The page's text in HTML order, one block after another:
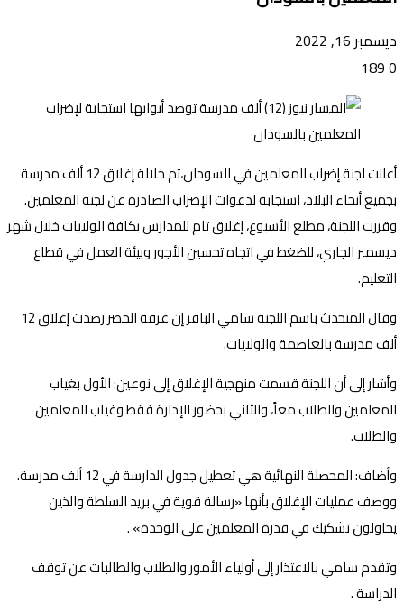
ديسمبر 16, 2022
0
أعلنت لجنة إضراب المعلمين في السودان،تم خلالة إغلاق 12 ألف مدرسة
بجميع أنحاء البلاد، استجابة لدعوات الإضراب الصادرة عن لجنة المعلمين.
وقررت اللجنة، مطلع الأسبوع، إغلاق تام للمدارس بكافة الولايات خلال شهر
ديسمبر الجاري، للضغط في اتجاه تحسين الأجور وبيئة العمل في قطاع
التعليم.
وقال المتحدث باسم اللجنة سامي الباقر إن غرفة الحصر رصدت إغلاق 12
ألف مدرسة بالعاصمة والولايات.
وأشار إلى أن اللجنة قسمت منهجية الإغلاق إلى نوعين: الأول بغياب
المعلمين والطلاب معاً، والثاني بحضور الإدارة فقط وغياب المعلمين
والطلاب.
وأضاف: المحصلة النهائية هي تعطيل جدول الدارسة في 12 ألف مدرسة.
ووصف عمليات الإغلاق بأنها «رسالة قوية في بريد السلطة والذين
يحاولون تشكيك في قدرة المعلمين على الوحدة» .
وتقدم سامي بالاعتذار إلى أولياء الأمور والطلاب والطالبات عن توقف
الدراسة .